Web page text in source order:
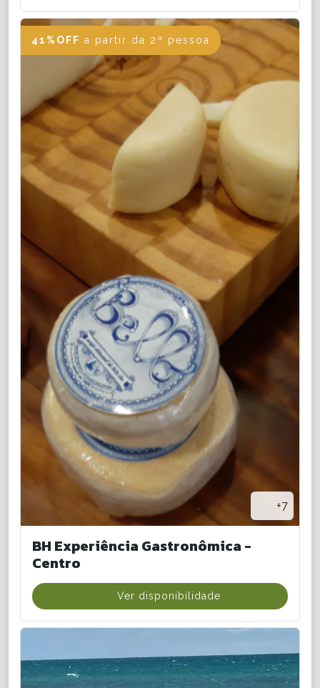
41%OFF a partir da 2ª pessoa
+7
BH Experiência Gastronômica -
Centro
Ver disponibilidade